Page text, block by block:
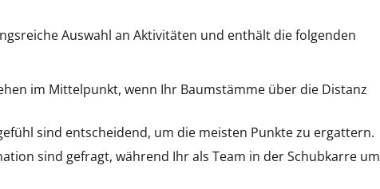
Auswahl an Aktivitäten und enthält die folgenden
im Mittelpunkt, wenn Ihr Baumstämme über die Distanz
sind entscheidend, um die meisten Punkte zu ergattern.
sind gefragt, während Ihr als Team in der Schubkarre um